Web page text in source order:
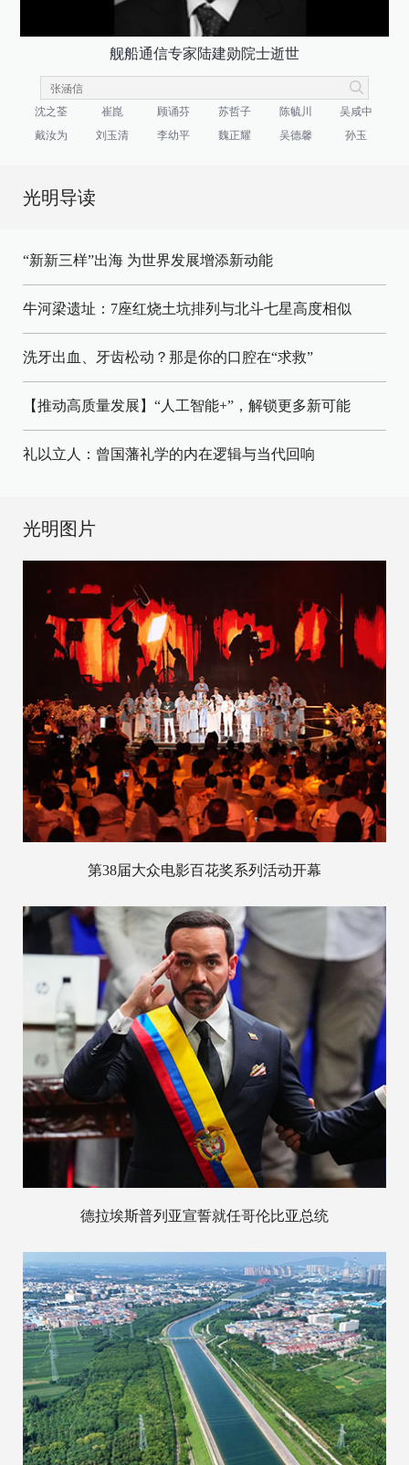
舰船通信专家陆建勋院士逝世
沈之荃 崔崑 顾诵芬 苏哲子 陈毓川
吴咸中
戴汝为
刘玉清 李幼平 魏正耀 吴德馨 孙玉
光明导读
“新新三样”出海 为世界发展增添新动能
牛河梁遗址：7座红烧土坑排列与北斗七星高度相似
洗牙出血、牙齿松动？那是你的口腔在“求救”
【推动高质量发展】“人工智能+”，解锁更多新可能
礼以立人：曾国藩礼学的内在逻辑与当代回响
光明图片
第38届大众电影百花奖系列活动开幕
德拉埃斯普列亚宣誓就任哥伦比亚总统